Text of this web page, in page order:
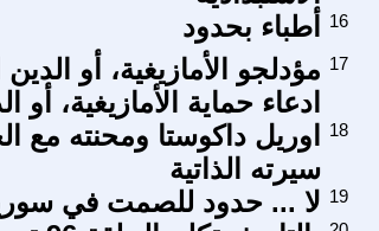
أطباء بحدود 16
مؤدلجو الأمازيغية، أو
ادعاء حماية الأمازيغية، أو
17
اوريل داكوستا ومحنته مع
سيرته الذاتية
18
لا ... حدود للصمت في 19